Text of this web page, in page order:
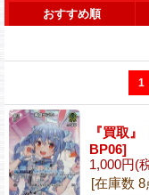
おすすめ順
1
『買取
BP06]
1,000円(
[在庫数 8